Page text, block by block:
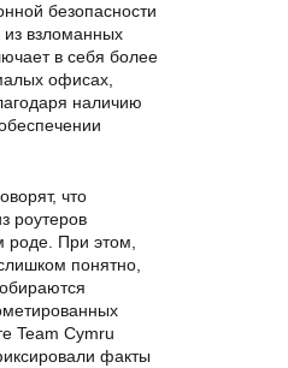
безопасности
из взломанных
в себя более
офисах,
наличию
что
роутеров
роде. При этом,
понятно,
Team Cymru
факты